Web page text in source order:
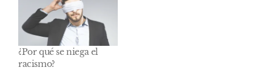
¿Por qué se niega el
racismo?